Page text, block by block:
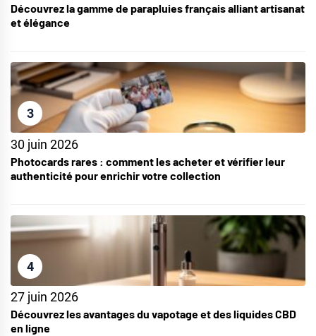
Découvrez la gamme de parapluies français alliant artisanat
et élégance
3
30 juin 2026
Photocards rares : comment les acheter et vérifier leur
authenticité pour enrichir votre collection
4
27 juin 2026
Découvrez les avantages du vapotage et des liquides CBD
en ligne